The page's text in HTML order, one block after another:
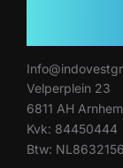
Velperplein 23
6811 AH Arnhem
Kvk: 84450444
Btw: